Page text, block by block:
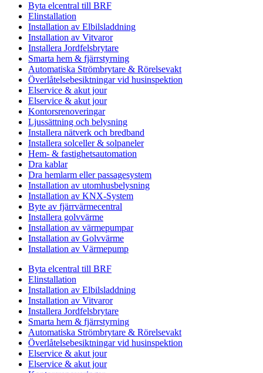
Byta elcentral till BRF
Elinstallation
Installation av Elbilsladdning
Installation av Vitvaror
Installera Jordfelsbrytare
Smarta hem & fjärrstyrning
Automatiska Strömbrytare & Rörelsevakt
Överlåtelsebesiktningar vid husinspektion
Elservice & akut jour
Elservice & akut jour
Kontorsrenoveringar
Ljussättning och belysning
Installera nätverk och bredband
Installera solceller & solpaneler
Hem- & fastighetsautomation
Dra kablar
Dra hemlarm eller passagesystem
Installation av utomhusbelysning
Installation av KNX-System
Byte av fjärrvärmecentral
Installera golvvärme
Installation av värmepumpar
Installation av Golvvärme
Installation av Värmepump
Byta elcentral till BRF
Elinstallation
Installation av Elbilsladdning
Installation av Vitvaror
Installera Jordfelsbrytare
Smarta hem & fjärrstyrning
Automatiska Strömbrytare & Rörelsevakt
Överlåtelsebesiktningar vid husinspektion
Elservice & akut jour
Elservice & akut jour